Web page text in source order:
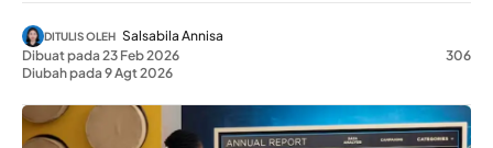
DITULIS OLEH Salsabila Annisa
Dibuat pada 23 Feb 2026
Diubah pada 9 Agt 2026
306